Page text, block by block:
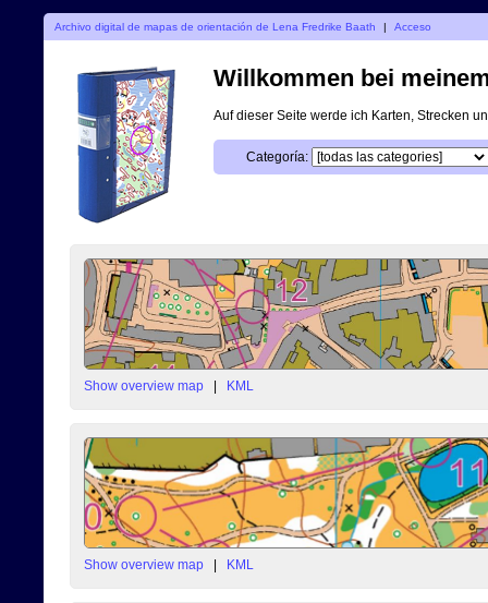
Archivo digital de mapas de orientación de Lena Fredrike Baath | Acceso
Willkommen bei
Auf dieser Seite werde ich Karten, Strecken
Categoría:
Show overview map | KML
Show overview map | KML